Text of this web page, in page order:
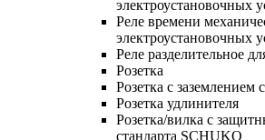
электроустановочных
Реле времени
электроустановочных
Реле разделительное
Розетка
Розетка с заземлением
Розетка удлинителя
Розетка/вилка с
стандарта SCHUKO